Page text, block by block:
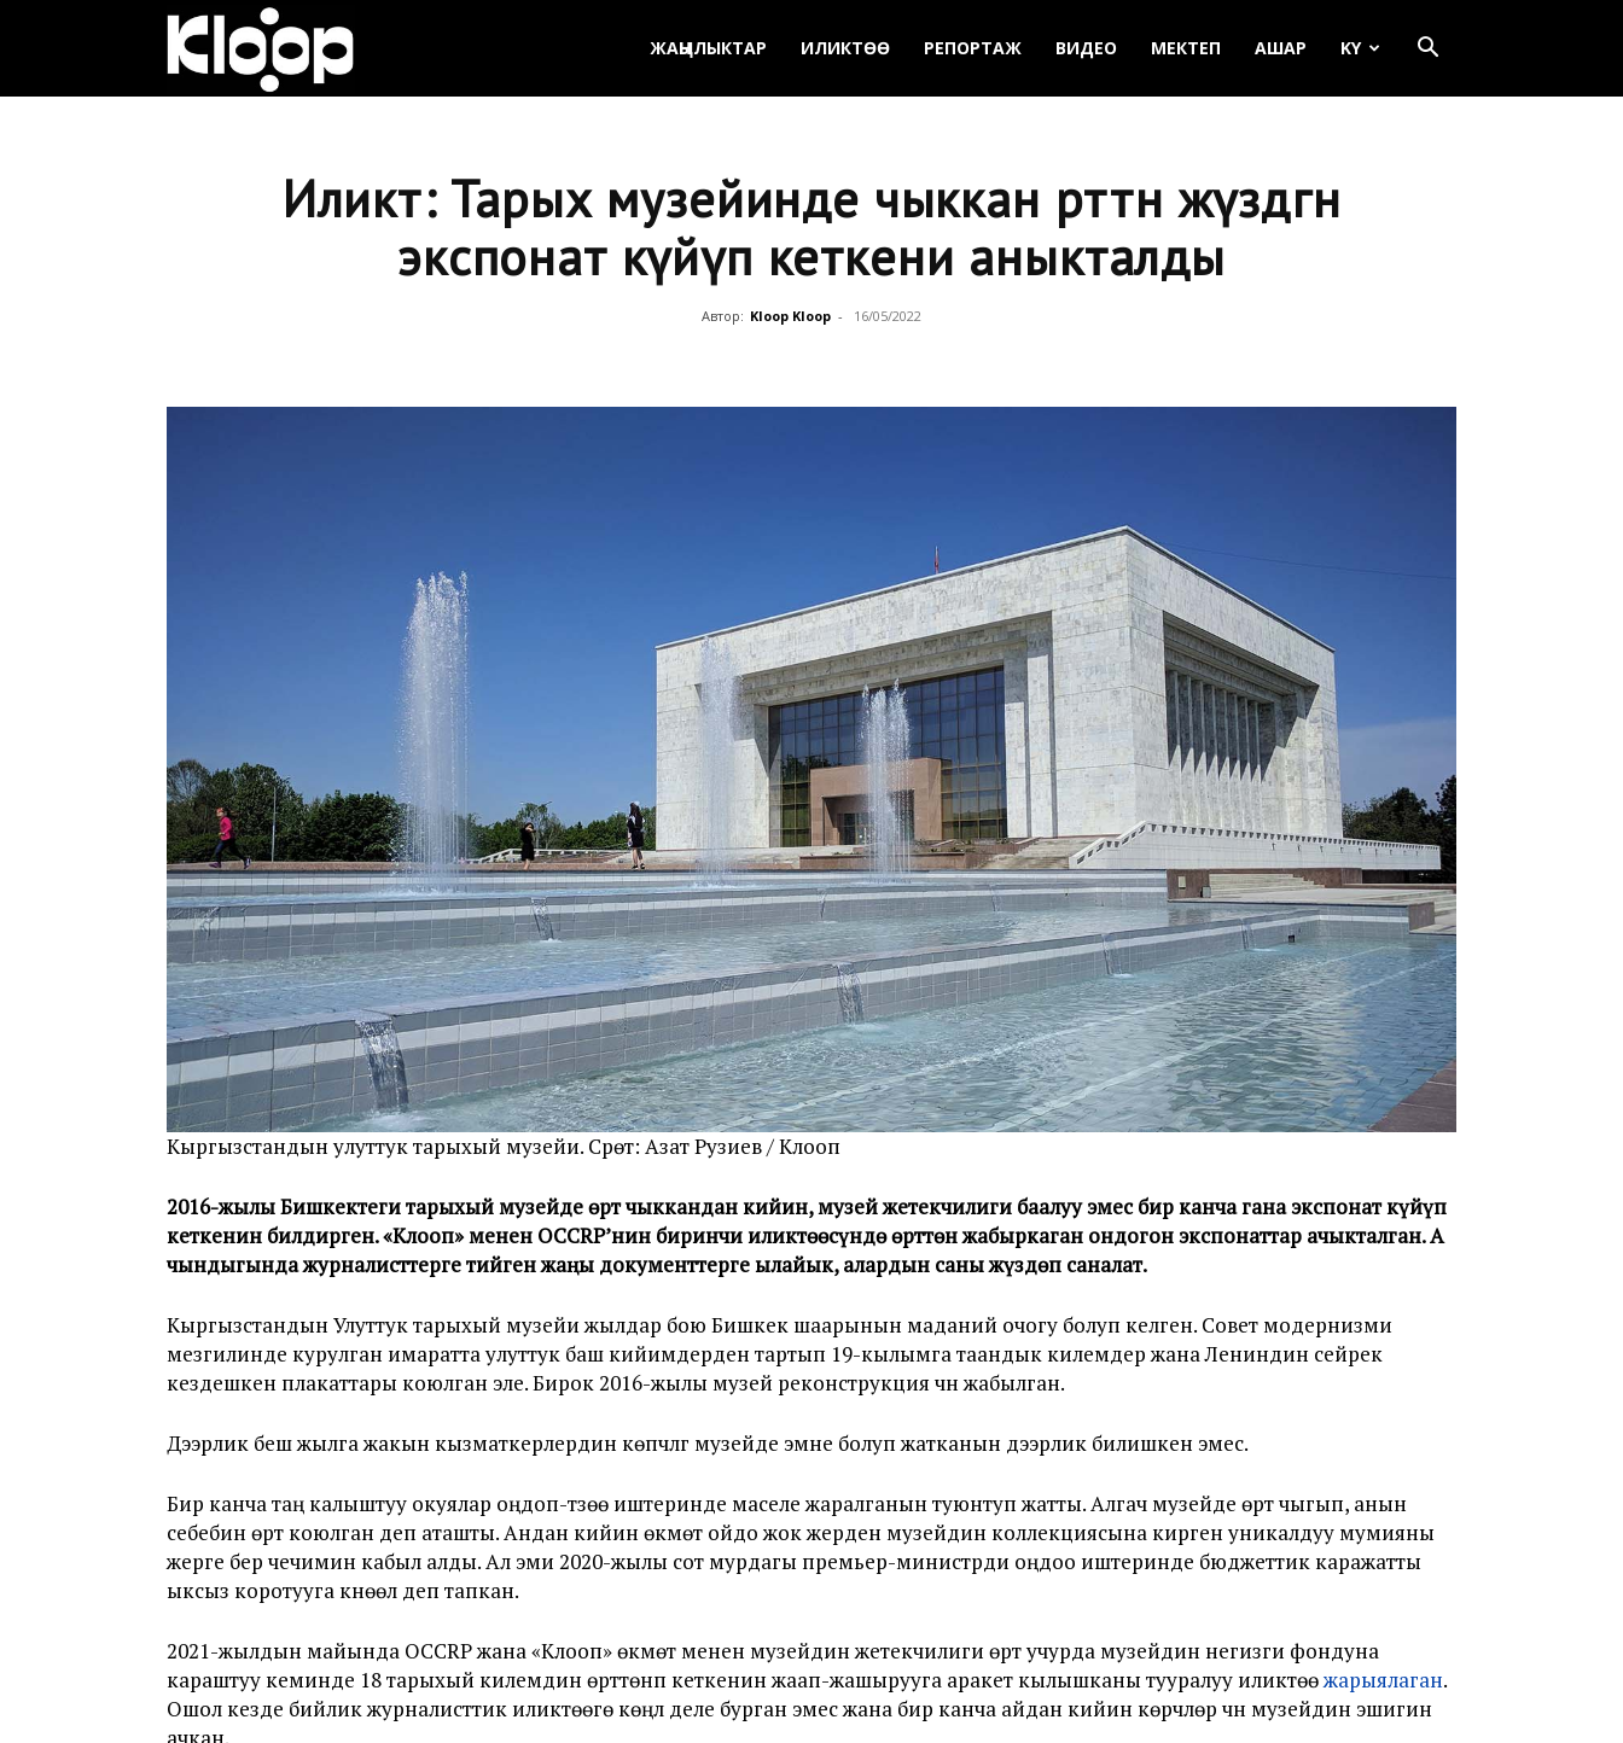
ЖАҢЫЛЫКТАР ИЛИКТӨӨ РЕПОРТАЖ ВИДЕО МЕКТЕП АШАР KY
Иликтөө: Тарых музейинде чыккан өрттөн жүздөгөн
экспонат күйүп кеткени аныкталды
Автор: Kloop Kloop - 16/05/2022
Кыргызстандын улуттук тарыхый музейи. Сүрөт: Азат Рузиев / Клооп
2016-жылы Бишкектеги тарыхый музейде өрт чыккандан кийин, музей жетекчилиги баалуу эмес бир канча гана экспонат күйүп
кеткенин билдирген. «Клооп» менен OCCRP’нин биринчи иликтөөсүндө өрттөн жабыркаган ондогон экспонаттар ачыкталган. А
чындыгында журналисттерге тийген жаңы документтерге ылайык, алардын саны жүздөп саналат.
Кыргызстандын Улуттук тарыхый музейи жылдар бою Бишкек шаарынын маданий очогу болуп келген. Совет модернизми
мезгилинде курулган имаратта улуттук баш кийимдерден тартып 19-кылымга таандык килемдер жана Лениндин сейрек
кездешкен плакаттары коюлган эле. Бирок 2016-жылы музей реконструкция үчүн жабылган.
Дээрлик беш жылга жакын кызматкерлердин көпчүлүгү музейде эмне болуп жатканын дээрлик билишкен эмес.
Бир канча таң калыштуу окуялар оңдоп-түзөө иштеринде маселе жаралганын туюнтуп жатты. Алгач музейде өрт чыгып, анын
себебин өрт коюлган деп аташты. Андан кийин өкмөт ойдо жок жерден музейдин коллекциясына кирген уникалдуу мумияны
жерге берүү чечимин кабыл алды. Ал эми 2020-жылы сот мурдагы премьер-министрди оңдоо иштеринде бюджеттик каражатты
ыксыз коротууга күнөөлүү деп тапкан.
2021-жылдын майында OCCRP жана «Клооп» өкмөт менен музейдин жетекчилиги өрт учурда музейдин негизги фондуна
караштуу кеминде 18 тарыхый килемдин өрттөнүп кеткенин жаап-жашырууга аракет кылышканы тууралуу иликтөөжарыялаган.
Ошол кезде бийлик журналисттик иликтөөгө көңүл деле бурган эмес жана бир канча айдан кийин көрүүчүлөр үчүн музейдин эшигин
ачкан.